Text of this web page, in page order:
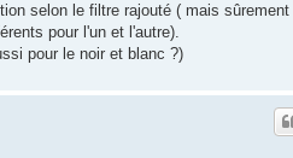
selon le filtre rajouté ( mais sûrement
pour l'un et l'autre).
pour le noir et blanc ?)